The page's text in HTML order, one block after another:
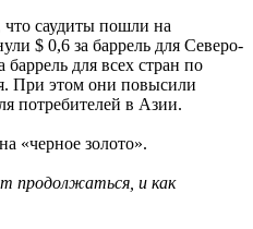
саудиты пошли на
$ 0,6 за баррель для Северо-
для всех стран по
При этом они повысили
потребителей в Азии.
«черное золото».
продолжаться, и как